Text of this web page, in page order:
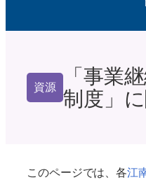
資源 「事業
制度」
このページでは、各江